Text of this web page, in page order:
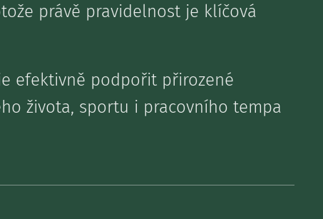
právě pravidelnost je klíčová
efektivně podpořit přirozené
života, sportu i pracovního tempa